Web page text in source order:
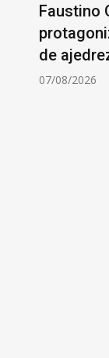
Faustino
de
07/08/2026